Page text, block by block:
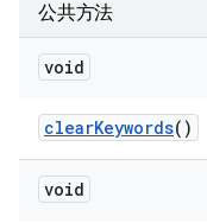
公共方法
void
clearKeywords()
void